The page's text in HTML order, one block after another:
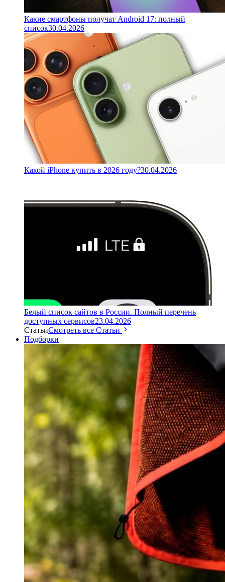
Какие смартфоны получат Android 17: полный
список30.04.2026
Какой iPhone купить в 2026 году?30.04.2026
Белый список сайтов в России. Полный перечень
доступных сервисов23.04.2026
СтатьиСмотреть все Статьи
Подборки